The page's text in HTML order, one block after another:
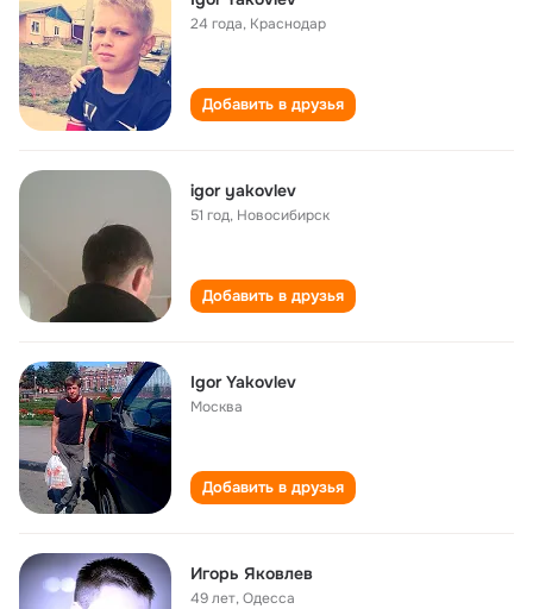
24 года, Краснодар
Добавить в друзья
igor yakovlev
51 год, Новосибирск
Добавить в друзья
Igor Yakovlev
Москва
Добавить в друзья
Игорь Яковлев
49 лет,Одесса